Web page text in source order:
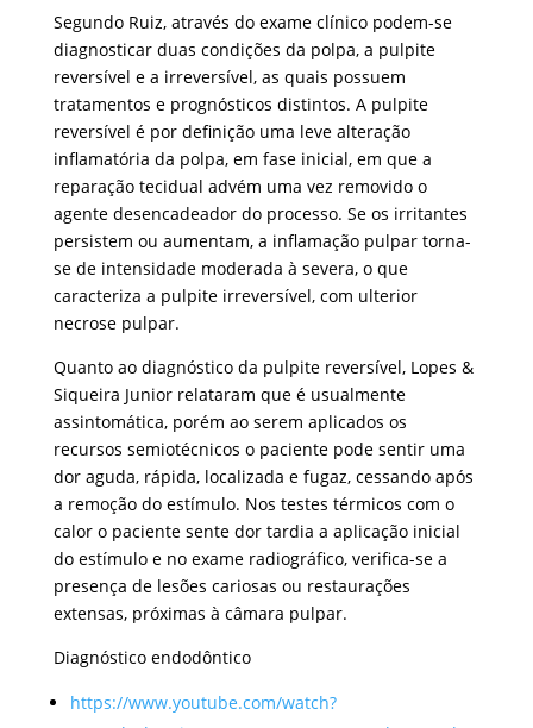
Segundo Ruiz, através do exame clínico podem-se
diagnosticar duas condições da polpa, a pulpite
reversível e a irreversível, as quais possuem
tratamentos e prognósticos distintos. A pulpite
reversível é por definição uma leve alteração
inflamatória da polpa, em fase inicial, em que a
reparação tecidual advém uma vez removido o
agente desencadeador do processo. Se os irritantes
persistem ou aumentam, a inflamação pulpar torna-
se de intensidade moderada à severa, o que
caracteriza a pulpite irreversível, com ulterior
necrose pulpar.
Quanto ao diagnóstico da pulpite reversível, Lopes &
Siqueira Junior relataram que é usualmente
assintomática, porém ao serem aplicados os
recursos semiotécnicos o paciente pode sentir uma
dor aguda, rápida, localizada e fugaz, cessando após
a remoção do estímulo. Nos testes térmicos com o
calor o paciente sente dor tardia a aplicação inicial
do estímulo e no exame radiográfico, verifica-se a
presença de lesões cariosas ou restaurações
extensas, próximas à câmara pulpar.
Diagnóstico endodôntico
https://www.youtube.com/watch?